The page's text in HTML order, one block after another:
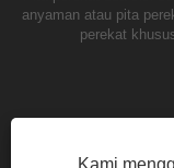
anyaman atau pita
perekat
Kami